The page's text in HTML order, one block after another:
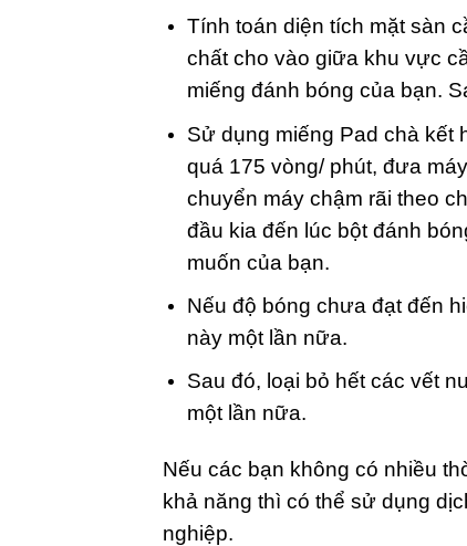
Tính toán diện tích mặt sàn
chất cho vào giữa khu vực
miếng đánh bóng của bạn.
Sử dụng miếng Pad chà kết
quá 175 vòng/ phút, đưa
chuyển máy chậm rãi theo
đầu kia đến lúc bột đánh
muốn của bạn.
Nếu độ bóng chưa đạt đến
này một lần nữa.
Sau đó, loại bỏ hết các vết
một lần nữa.
Nếu các bạn không có nhiều
khả năng thì có thể sử dụng
nghiệp.